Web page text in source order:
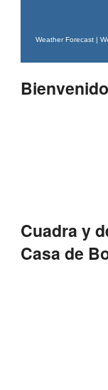
Weather Forecast |
Cuadra y
Casa de